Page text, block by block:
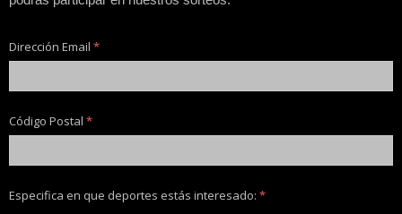
Dirección Email *
Código Postal *
Especifica en que deportes estás interesado: *